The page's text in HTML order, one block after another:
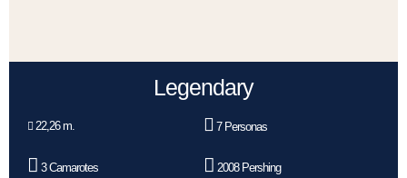
Legendary
22,26 m. 7 Personas
3 Camarotes 2008 Pershing